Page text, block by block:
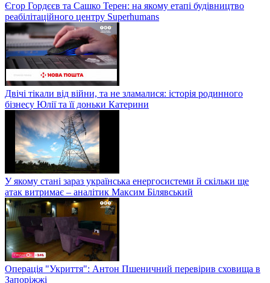
Єгор Гордєєв та Сашко Терен: на якому етапі будівництво
реабілітаційного центру Superhumans
Двічі тікали від війни, та не зламалися: історія родинного
бізнесу Юлії та її доньки Катерини
У якому стані зараз українська енергосистеми й скільки ще
атак витримає – аналітик Максим Білявський
Операція "Укриття": Антон Пшеничний перевірив сховища в
Запоріжжі